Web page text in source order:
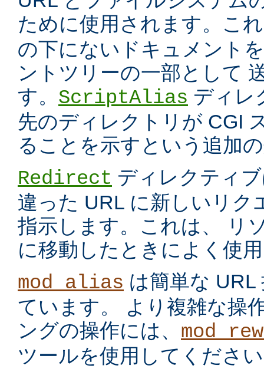
ために使用されます。こ
の下にないドキュメント
ントツリーの一部として
す。 ScriptAlias ディレ
先のディレクトリが CGI
ることを示すという追加
Redirect ディレクティ
違った URL に新しいリク
指示します。これは、 リ
に移動したときによく使
mod_alias は簡単な URL
ています。 より複雑な操
ングの操作には、
ツールを使用してくださ